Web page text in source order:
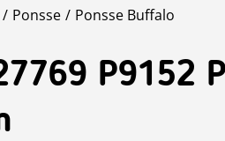
Ponsse Ponsse Buffalo
P9152